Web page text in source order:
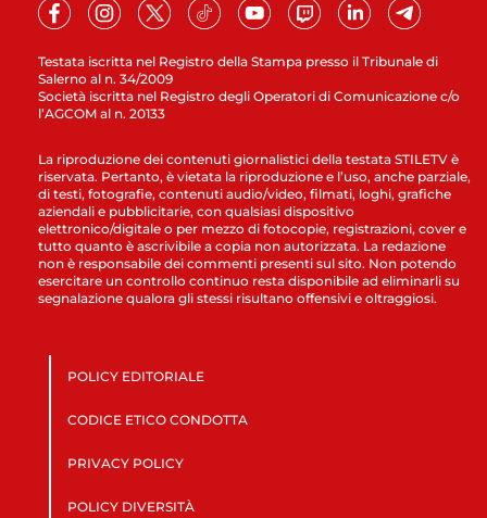
Testata iscritta nel Registro della Stampa presso il Tribunale di
Salerno al n. 34/2009
Società iscritta nel Registro degli Operatori di Comunicazione c/o
l’AGCOM al n. 20133
La riproduzione dei contenuti giornalistici della testata STILETV è
riservata. Pertanto, è vietata la riproduzione e l’uso, anche parziale,
di testi, fotografie, contenuti audio/video, filmati, loghi, grafiche
aziendali e pubblicitarie, con qualsiasi dispositivo
elettronico/digitale o per mezzo di fotocopie, registrazioni, cover e
tutto quanto è ascrivibile a copia non autorizzata. La redazione
non è responsabile dei commenti presenti sul sito. Non potendo
esercitare un controllo continuo resta disponibile ad eliminarli su
segnalazione qualora gli stessi risultano offensivi e oltraggiosi.
POLICY EDITORIALE
CODICE ETICO CONDOTTA
PRIVACY POLICY
POLICY DIVERSITÀ